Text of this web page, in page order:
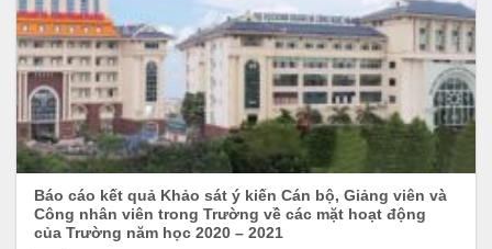
Báo cáo kết quả Khảo sát ý kiến Cán bộ, Giảng viên và
Công nhân viên trong Trường về các mặt hoạt động
của Trường năm học 2020 – 2021